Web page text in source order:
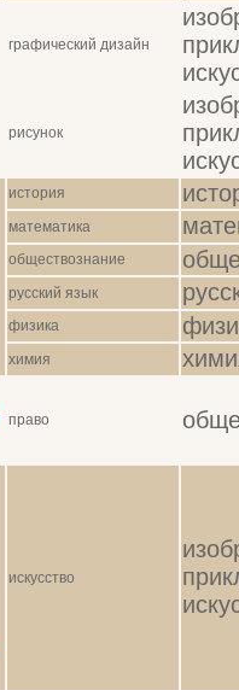
графический дизайн
рисунок
история
математика
обществознание
русский язык
физика
химия
право
искусство